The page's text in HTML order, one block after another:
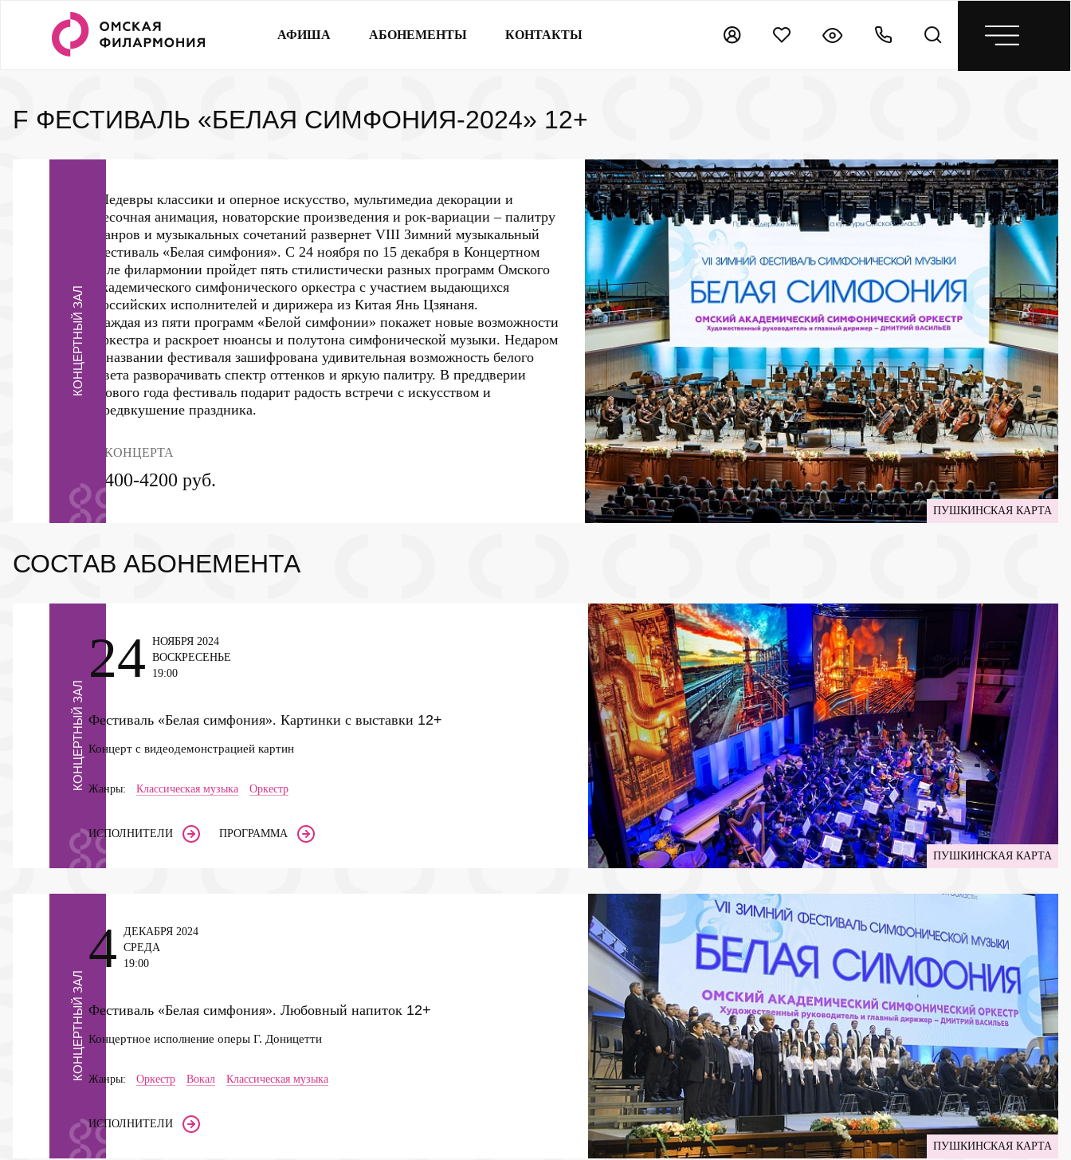
АФИША АБОНЕМЕНТЫ КОНТАКТЫ
F ФЕСТИВАЛЬ «БЕЛАЯ СИМФОНИЯ-2024» 12+
КОНЦЕРТНЫЙ ЗАЛ
Шедевры классики и оперное искусство, мультимедиа декорации и
песочная анимация, новаторские произведения и рок-вариации – палитру
жанров и музыкальных сочетаний развернет VIII Зимний музыкальный
фестиваль «Белая симфония». С 24 ноября по 15 декабря в Концертном
зале филармонии пройдет пять стилистически разных программ Омского
академического симфонического оркестра с участием выдающихся
российских исполнителей и дирижера из Китая Янь Цзянаня.
Каждая из пяти программ «Белой симфонии» покажет новые возможности
оркестра и раскроет нюансы и полутона симфонической музыки. Недаром
в названии фестиваля зашифрована удивительная возможность белого
цвета разворачивать спектр оттенков и яркую палитру. В преддверии
Нового года фестиваль подарит радость встречи с искусством и
предвкушение праздника.
4 КОНЦЕРТА
1400-4200 руб.
ПУШКИНСКАЯ КАРТА
СОСТАВ АБОНЕМЕНТА
КОНЦЕРТНЫЙ ЗАЛ
24 НОЯБРЯ 2024
ВОСКРЕСЕНЬЕ
19:00
Фестиваль «Белая симфония». Картинки с выставки 12+
Концерт с видеодемонстрацией картин
Жанры: Классическая музыка Оркестр
ИСПОЛНИТЕЛИ
ПРОГРАММА
ПУШКИНСКАЯ КАРТА
КОНЦЕРТНЫЙ ЗАЛ
4 ДЕКАБРЯ 2024
СРЕДА
19:00
Фестиваль «Белая симфония». Любовный напиток 12+
Концертное исполнение оперы Г. Доницетти
Жанры: Оркестр Вокал Классическая музыка
ИСПОЛНИТЕЛИ
ПУШКИНСКАЯ КАРТА